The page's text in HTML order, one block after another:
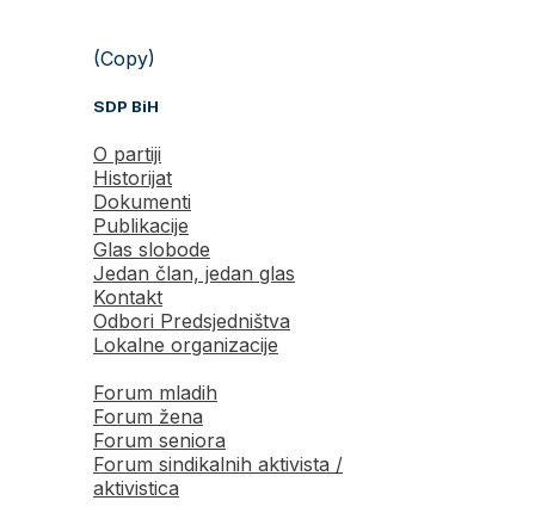
(Copy)
SDP BiH
O partiji
Historijat
Dokumenti
Publikacije
Glas slobode
Jedan član, jedan glas
Kontakt
Odbori Predsjedništva
Lokalne organizacije
Forum mladih
Forum žena
Forum seniora
Forum sindikalnih aktivista /
aktivistica